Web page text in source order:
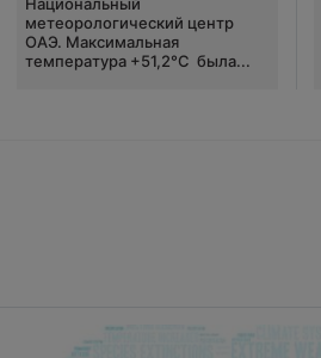
метеорологический центр
ОАЭ. Максимальная
температура +51,2°C была...